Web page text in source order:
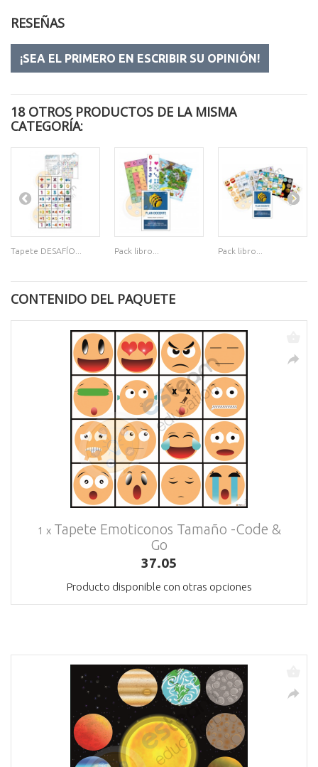
RESEÑAS
¡SEA EL PRIMERO EN ESCRIBIR SU OPINIÓN!
18 OTROS PRODUCTOS DE LA MISMA
CATEGORÍA:
Tapete DESAFÍO... Pack libro... Pack libro...
CONTENIDO DEL PAQUETE
1 x Tapete Emoticonos Tamaño -Code &
Go
37.05
Producto disponible con otras opciones